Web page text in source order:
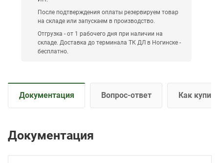
После подтверждения оплаты резервируем товар
на складе или запускаем в производство.
Отгрузка - от 1 рабочего дня при наличии на
складе. Доставка до терминала ТК ДЛ в Ногинске -
бесплатно.
Документация Вопрос-ответ Как купить
Документация